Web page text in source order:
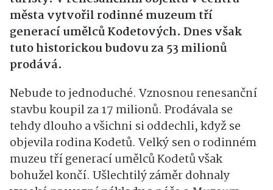
města vytvořil rodinné muzeum tří
generací umělců Kodetových. Dnes však
tuto historickou budovu za 53 milionů
prodává.
Nebude to jednoduché. Vznosnou renesanční
stavbu koupil za 17 milionů. Prodávala se
tehdy dlouho a všichni si oddechli, když se
objevila rodina Kodetů. Velký sen o rodinném
muzeu tří generací umělců Kodetů však
bohužel končí. Ušlechtilý záměr dohnaly